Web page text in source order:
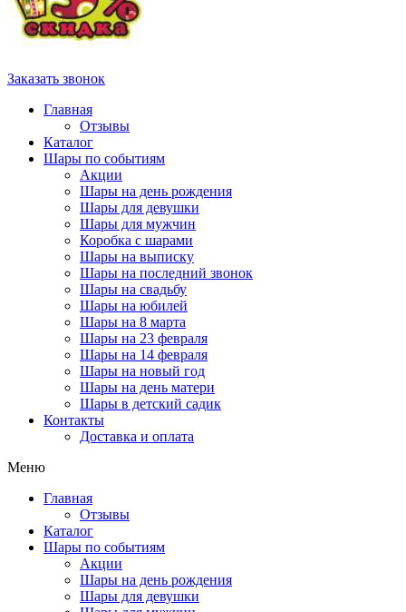
Заказать звонок
Главная
Отзывы
Каталог
Шары по событиям
Акции
Шары на день рождения
Шары для девушки
Шары для мужчин
Коробка с шарами
Шары на выписку
Шары на последний звонок
Шары на свадьбу
Шары на юбилей
Шары на 8 марта
Шары на 23 февраля
Шары на 14 февраля
Шары на новый год
Шары на день матери
Шары в детский садик
Контакты
Доставка и оплата
Меню
Главная
Отзывы
Каталог
Шары по событиям
Акции
Шары на день рождения
Шары для девушки